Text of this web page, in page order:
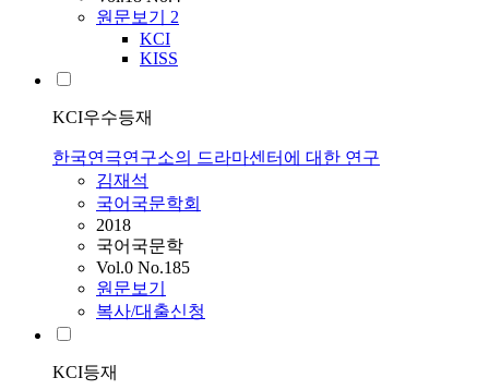
원문보기 2
KCI
KISS
KCI우수등재
한국연극연구소의 드라마센터에 대한 연구
김재석
국어국문학회
2018
국어국문학
Vol.0 No.185
원문보기
복사/대출신청
KCI등재